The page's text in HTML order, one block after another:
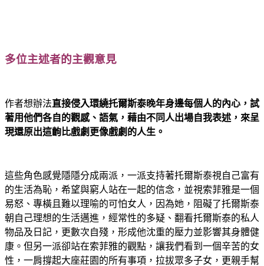
多位主述者的主觀意見
作者想辦法直接侵入環繞托爾斯泰晚年身邊每個人的內心，試
著用他們各自的觀感、語氣，藉由不同人出場自我表述，來呈
現還原出這齣比戲劇更像戲劇的人生。
這些角色感覺隱隱分成兩派，一派支持著托爾斯泰視自己富有
的生活為恥，希望與窮人站在一起的信念，並視索菲雅是一個
易怒、專橫且難以理喻的可怕女人，因為她，阻礙了托爾斯泰
朝自己理想的生活邁進，經常性的多疑、翻看托爾斯泰的私人
物品及日記，更數次自殘，形成他沈重的壓力並影響其身體健
康。但另一派卻站在索菲雅的觀點，讓我們看到一個辛苦的女
性，一肩撐起大座莊園的所有事項，拉拔眾多子女，更親手幫